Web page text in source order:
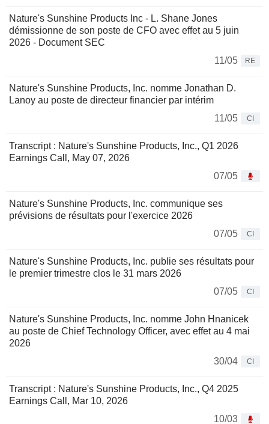
Nature's Sunshine Products Inc - L. Shane Jones
démissionne de son poste de CFO avec effet au 5 juin
2026 - Document SEC
11/05
RE
Nature's Sunshine Products, Inc. nomme Jonathan D.
Lanoy au poste de directeur financier par intérim
11/05
CI
Transcript : Nature's Sunshine Products, Inc., Q1 2026
Earnings Call, May 07, 2026
07/05
Nature's Sunshine Products, Inc. communique ses
prévisions de résultats pour l'exercice 2026
07/05
CI
Nature's Sunshine Products, Inc. publie ses résultats pour
le premier trimestre clos le 31 mars 2026
07/05
CI
Nature's Sunshine Products, Inc. nomme John Hnanicek
au poste de Chief Technology Officer, avec effet au 4 mai
2026
30/04
CI
Transcript : Nature's Sunshine Products, Inc., Q4 2025
Earnings Call, Mar 10, 2026
10/03